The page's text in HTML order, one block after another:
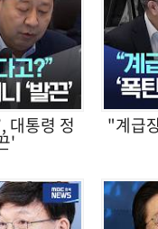
대통령 정
'
"계급